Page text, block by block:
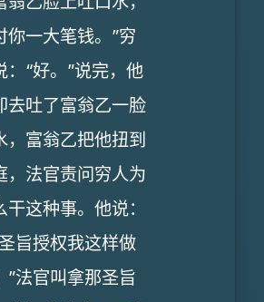
你一大笔钱。”穷
：“好。”说完，他
去吐了富翁乙一脸
，富翁乙把他扭到
，法官责问穷人为
干这种事。他说：
旨授权我这样做
”法官叫拿那圣旨